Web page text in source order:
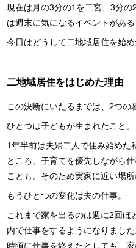
現在は月の3分の1を二宮、3分
は週末に気になるイベントがあ
今日はどうして二地域居住を始
二地域居住をはじめた理由
この決断にいたるまでは、2つの
ひとつは子どもが生まれたこと。
1年半前は夫婦二人で住み始め
ところ、子育てを優先しながら
ことも。そのため実家に近い場
もうひとつの変化は夫の仕事。
これまで家を出るのは週に2回
内で仕事をするようになりまし
時頃に仕事を終えたとしても、